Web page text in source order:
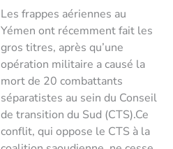
Les frappes aériennes au
Yémen ont récemment fait les
gros titres, après qu’une
opération militaire a causé la
mort de 20 combattants
séparatistes au sein du Conseil
de transition du Sud (CTS).Ce
conflit, qui oppose le CTS à la